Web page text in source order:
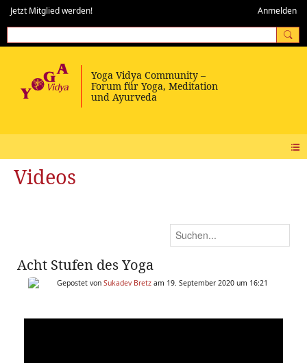
Jetzt Mitglied werden! Anmelden
Videos
Acht Stufen des Yoga
Gepostet von Sukadev Bretz am 19. September 2020 um 16:21